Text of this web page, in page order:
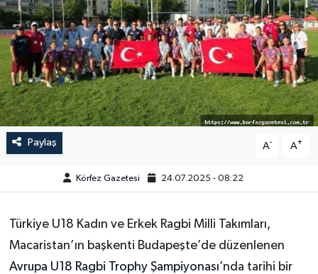
Paylaş A- A+
Körfez Gazetesi 24.07.2025 - 08:22
Türkiye U18 Kadın ve Erkek Ragbi Milli Takımları,
Macaristan’ın başkenti Budapeşte’de düzenlenen
Avrupa U18 Ragbi Trophy Şampiyonası’nda tarihi bir